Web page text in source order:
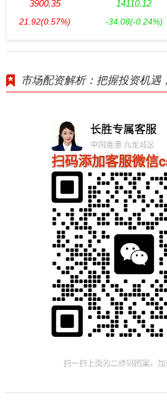
3900.35
21.92(0.57%)
14110.12
-34.08(-0.24%)
市场配资解析：把握投资机遇